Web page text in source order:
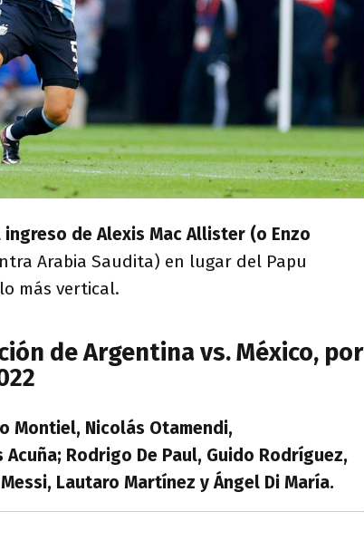
de Alexis Mac Allister (o Enzo
Arabia Saudita) en lugar del Papu
más vertical.
de Argentina vs. México, por
Montiel, Nicolás Otamendi,
Rodrigo De Paul, Guido Rodríguez,
Lautaro Martínez y Ángel Di María.